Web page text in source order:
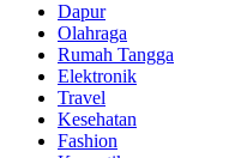
Dapur
Olahraga
Rumah Tangga
Elektronik
Travel
Kesehatan
Fashion